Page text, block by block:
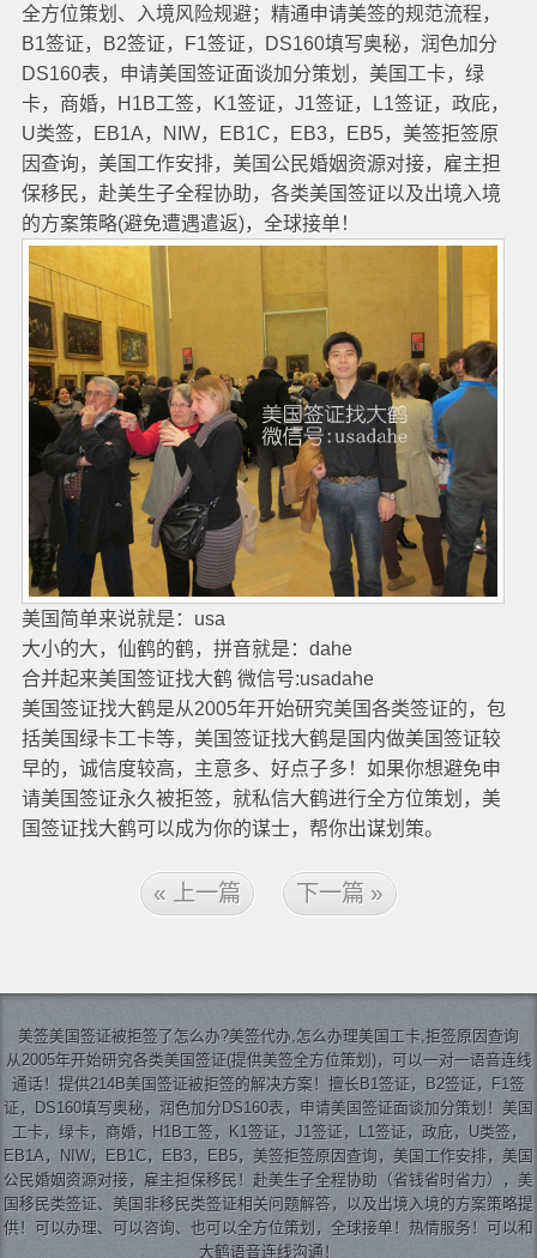
全方位策划、入境风险规避；精通申请美签的规范流程，
B1签证，B2签证，F1签证，DS160填写奥秘，润色加分
DS160表，申请美国签证面谈加分策划，美国工卡，绿
卡，商婚，H1B工签，K1签证，J1签证，L1签证，政庇，
U类签，EB1A，NIW，EB1C，EB3，EB5，美签拒签原
因查询，美国工作安排，美国公民婚姻资源对接，雇主担
保移民，赴美生子全程协助，各类美国签证以及出境入境
的方案策略(避免遭遇遣返)，全球接单！
美国简单来说就是：usa
大小的大，仙鹤的鹤，拼音就是：dahe
合并起来美国签证找大鹤 微信号:usadahe
美国签证找大鹤是从2005年开始研究美国各类签证的，包
括美国绿卡工卡等，美国签证找大鹤是国内做美国签证较
早的，诚信度较高，主意多、好点子多！如果你想避免申
请美国签证永久被拒签，就私信大鹤进行全方位策划，美
国签证找大鹤可以成为你的谋士，帮你出谋划策。
« 上一篇 下一篇 »
美签美国签证被拒签了怎么办?美签代办,怎么办理美国工卡,拒签原因查询
从2005年开始研究各类美国签证(提供美签全方位策划)，可以一对一语音连线
通话！提供214B美国签证被拒签的解决方案！擅长B1签证，B2签证，F1签
证，DS160填写奥秘，润色加分DS160表，申请美国签证面谈加分策划！美国
工卡，绿卡，商婚，H1B工签，K1签证，J1签证，L1签证，政庇，U类签，
EB1A，NIW，EB1C，EB3，EB5，美签拒签原因查询，美国工作安排，美国
公民婚姻资源对接，雇主担保移民！赴美生子全程协助（省钱省时省力），美
国移民类签证、美国非移民类签证相关问题解答，以及出境入境的方案策略提
供！可以办理、可以咨询、也可以全方位策划，全球接单！热情服务！可以和
大鹤语音连线沟通！